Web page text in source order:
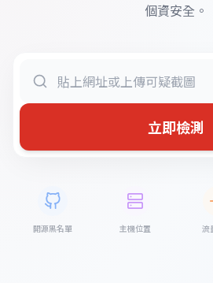
個資安全。
立即檢測
開源黑名單 主機位置 流